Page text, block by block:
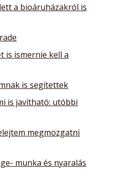
a bioáruházakról is
is ismernie kell a
is segítettek
is javítható: utóbbi
megmozgatni
munka és nyaralás